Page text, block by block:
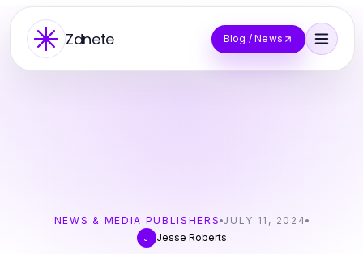
Zdnete Blog / News
NEWS & MEDIA PUBLISHERS JULY 11, 2024
J
Jesse Roberts